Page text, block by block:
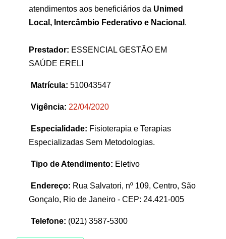
atendimentos aos beneficiários da Unimed
Local, Intercâmbio Federativo e Nacional .
Prestador: ESSENCIAL GESTÃO EM
SAÚDE ERELI
Matrícula: 510043547
Vigência: 22/04/2020
Especialidade: Fisioterapia e Terapias
Especializadas Sem Metodologias.
Tipo de Atendimento: Eletivo
Endereço: Rua Salvatori, nº 109, Centro, São
Gonçalo, Rio de Janeiro - CEP: 24.421-005
Telefone: (021) 3587-5300